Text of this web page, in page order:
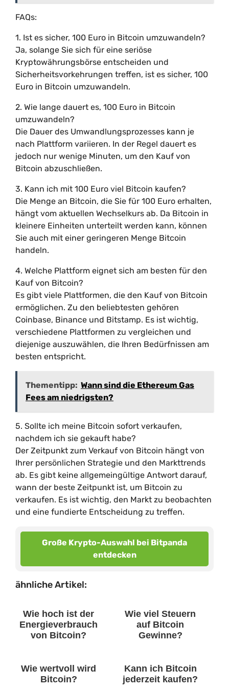
FAQs:
1. Ist es sicher, 100 Euro in Bitcoin umzuwandeln?
Ja, solange Sie sich für eine seriöse
Kryptowährungsbörse entscheiden und
Sicherheitsvorkehrungen treffen, ist es sicher, 100
Euro in Bitcoin umzuwandeln.
2. Wie lange dauert es, 100 Euro in Bitcoin
umzuwandeln?
Die Dauer des Umwandlungsprozesses kann je
nach Plattform variieren. In der Regel dauert es
jedoch nur wenige Minuten, um den Kauf von
Bitcoin abzuschließen.
3. Kann ich mit 100 Euro viel Bitcoin kaufen?
Die Menge an Bitcoin, die Sie für 100 Euro erhalten,
hängt vom aktuellen Wechselkurs ab. Da Bitcoin in
kleinere Einheiten unterteilt werden kann, können
Sie auch mit einer geringeren Menge Bitcoin
handeln.
4. Welche Plattform eignet sich am besten für den
Kauf von Bitcoin?
Es gibt viele Plattformen, die den Kauf von Bitcoin
ermöglichen. Zu den beliebtesten gehören
Coinbase, Binance und Bitstamp. Es ist wichtig,
verschiedene Plattformen zu vergleichen und
diejenige auszuwählen, die Ihren Bedürfnissen am
besten entspricht.
Thementipp: Wann sind die Ethereum Gas
Fees am niedrigsten?
5. Sollte ich meine Bitcoin sofort verkaufen,
nachdem ich sie gekauft habe?
Der Zeitpunkt zum Verkauf von Bitcoin hängt von
Ihrer persönlichen Strategie und den Markttrends
ab. Es gibt keine allgemeingültige Antwort darauf,
wann der beste Zeitpunkt ist, um Bitcoin zu
verkaufen. Es ist wichtig, den Markt zu beobachten
und eine fundierte Entscheidung zu treffen.
Große Krypto-Auswahl bei Bitpanda
entdecken
ähnliche Artikel:
Wie hoch ist der
Energieverbrauch
von Bitcoin?
Wie viel Steuern
auf Bitcoin
Gewinne?
Wie wertvoll wird
Bitcoin?
Kann ich Bitcoin
jederzeit kaufen?